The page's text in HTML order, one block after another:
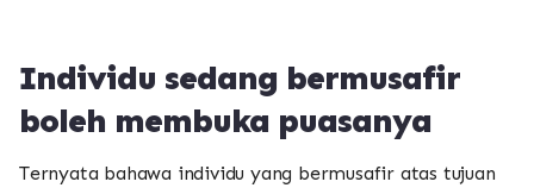
Individu sedang bermusafir
boleh membuka puasanya
Ternyata bahawa individu yang bermusafir atas tujuan